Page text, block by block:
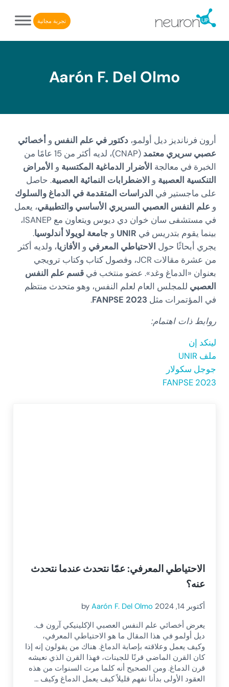
تجربة مجانية
Aarón F. Del Olmo
أرون فرنانديز ديل أولمو، دكتور في علم النفس و أخصائي
عصبي سريري معتمد
(CNAP)، لديه أكثر من 15 عامًا من
الخبرة في معالجة الأضرار الدماغية المكتسبة و الأمراض
التنكسية العصبية و الاضطرابات النمائية العصبية. حاصل
على ماجستير في الدراسات المتقدمة في الدماغ والسلوك
و علم النفس العصبي السريري الأساسي والتطبيقي، يعمل
في مستشفى سان خوان دي ديوس ويتعاون مع ISANEP،
بينما يقوم بتدريس في UNIR و جامعة لويولا أندلوسيا.
يجري أبحاثًا حول الاحتياطي المعرفي و الأفازيا، ولديه أكثر
من عشرة مقالات JCR، وفصول كتاب وكتاب ترويجي
بعنوان «الدماغ وغد». عضو منتخب في قسم علم النفس
العصبي للمجلس العام لعلم النفس، وهو متحدث منتظم
في المؤتمرات مثل FANPSE 2023
.
روابط ذات اهتمام:
لينكد إن
ملف UNIR
جوجل سكولار
FANPSE 2023
الاحتياطي المعرفي: عمّا نتحدث عندما نتحدث
عنه؟
أكتوبر 14, 2024 by Aarón F. Del Olmo
يعرض أخصائي علم النفس العصبي الإكلينيكي آرون ف.
ديل أولمو في هذا المقال ما هو الاحتياطي المعرفي،
وكيف يعمل وعلاقته بإصابة الدماغ. هناك من يقولون إنه إذا
كان القرن الماضي قرنًا للجينات، فهذا القرن الذي نعيشه
قرن الدماغ. ومن الصحيح أنه كلما مرت السنوات من هذه
العقود الأولى بدأنا نفهم قليلاً كيف يعمل الدماغ وكيف …